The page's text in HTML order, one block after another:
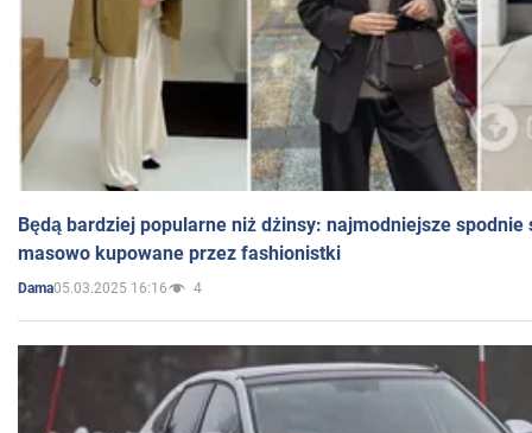
Będą bardziej popularne niż dżinsy: najmodniejsze spodnie
masowo kupowane przez fashionistki
Dama05.03.2025 16:16 4